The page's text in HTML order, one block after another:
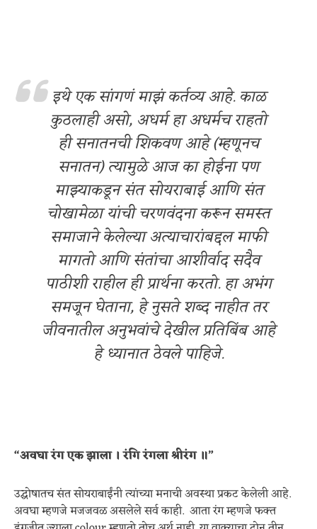
इथे एक सांगणं माझं कर्तव्य आहे. काळ
कुठलाही असो, अधर्म हा अधर्मच राहतो
ही सनातनची शिकवण आहे (म्हणूनच
सनातन) त्यामुळे आज का होईना पण
माझ्याकडून संत सोयराबाई आणि संत
चोखामेळा यांची चरणवंदना करून समस्त
समाजाने केलेल्या अत्याचारांबद्दल माफी
मागतो आणि संतांचा आशीर्वाद सदैव
पाठीशी राहील ही प्रार्थना करतो. हा अभंग
समजून घेताना, हे नुसते शब्द नाहीत तर
जीवनातील अनुभवांचे देखील प्रतिबिंब आहे
हे ध्यानात ठेवले पाहिजे.
“अवघा रंग एक झाला । रंगि रंगला श्रीरंग ॥”
उद्घोषातच संत सोयराबाईंनी त्यांच्या मनाची अवस्था प्रकट केलेली आहे.
अवघा म्हणजे मजजवळ असलेले सर्व काही. आता रंग म्हणजे फक्त